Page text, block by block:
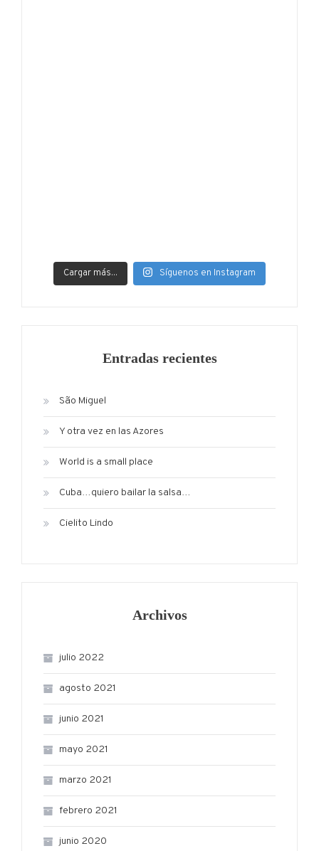
Cargar más... Síguenos en Instagram
Entradas recientes
São Miguel
Y otra vez en las Azores
World is a small place
Cuba…quiero bailar la salsa…
Cielito Lindo
Archivos
julio 2022
agosto 2021
junio 2021
mayo 2021
marzo 2021
febrero 2021
junio 2020